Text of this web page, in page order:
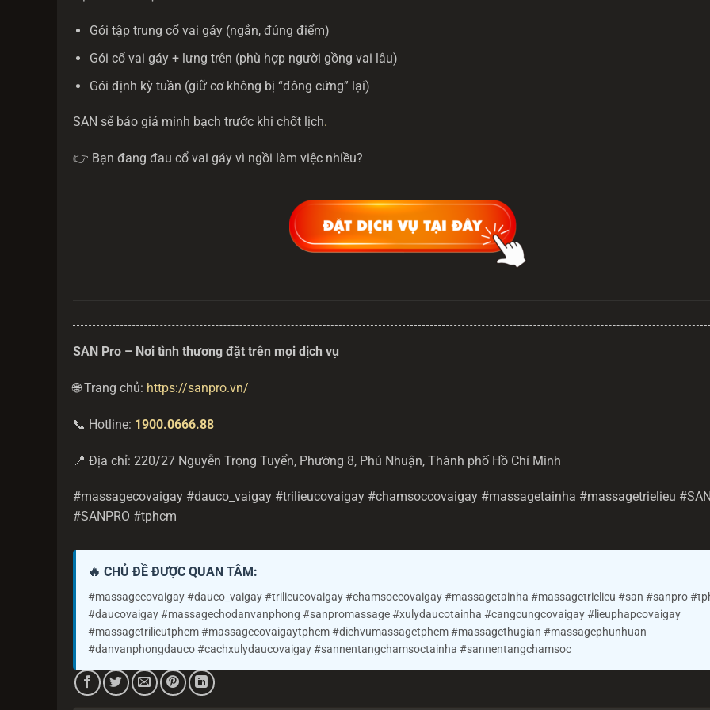
Gói tập trung cổ vai gáy (ngắn, đúng điểm)
Gói cổ vai gáy + lưng trên (phù hợp người gồng vai lâu)
Gói định kỳ tuần (giữ cơ không bị “đông cứng” lại)
SAN sẽ báo giá minh bạch trước khi chốt lịch.
👉 Bạn đang đau cổ vai gáy vì ngồi làm việc nhiều?
SAN Pro – Nơi tình thương đặt trên mọi dịch vụ
🌐 Trang chủ: https://sanpro.vn/
📞 Hotline: 1900.0666.88
📍 Địa chỉ: 220/27 Nguyễn Trọng Tuyển, Phường 8, Phú Nhuận, Thành phố Hồ Chí Minh
#massagecovaigay #dauco_vaigay #trilieucovaigay #chamsoccovaigay #massagetainha #massagetrielieu #SAN
#SANPRO #tphcm
🔥 CHỦ ĐỀ ĐƯỢC QUAN TÂM:
#massagecovaigay #dauco_vaigay #trilieucovaigay #chamsoccovaigay #massagetainha #massagetrielieu #san #sanpro
#daucovaigay #massagechodanvanphong #sanpromassage #xulydaucotainha #cangcungcovaigay #lieuphapcovaigay
#massagetrilieutphcm #massagecovaigaytphcm #dichvumassagetphcm #massagethugian #massagephunhuan
#danvanphongdauco #cachxulydaucovaigay #sannentangchamsoctainha #sannentangchamsoc